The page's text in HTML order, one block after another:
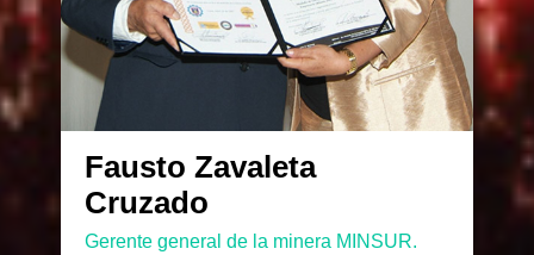
Fausto Zavaleta
Cruzado
Gerente general de la minera MINSUR.